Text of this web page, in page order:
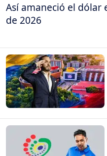
Así amaneció el dólar
de 2026